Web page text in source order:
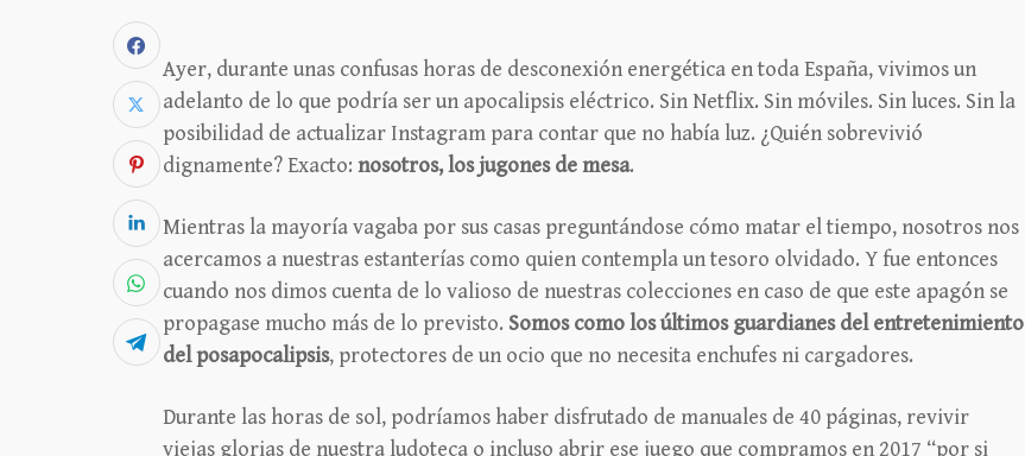
Ayer, durante unas confusas horas de desconexión energética en toda España, vivimos un
adelanto de lo que podría ser un apocalipsis eléctrico. Sin Netflix. Sin móviles. Sin luces. Sin la
posibilidad de actualizar Instagram para contar que no había luz. ¿Quién sobrevivió
dignamente? Exacto: nosotros, los jugones de mesa.
Mientras la mayoría vagaba por sus casas preguntándose cómo matar el tiempo, nosotros nos
acercamos a nuestras estanterías como quien contempla un tesoro olvidado. Y fue entonces
cuando nos dimos cuenta de lo valioso de nuestras colecciones en caso de que este apagón se
propagase mucho más de lo previsto. Somos como los últimos guardianes del entretenimiento
del posapocalipsis, protectores de un ocio que no necesita enchufes ni cargadores.
Durante las horas de sol, podríamos haber disfrutado de manuales de 40 páginas, revivir
viejas glorias de nuestra ludoteca o incluso abrir ese juego que compramos en 2017 “por si